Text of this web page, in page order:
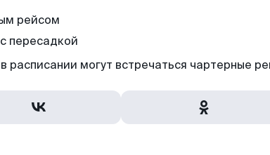
рейсом
пересадкой
расписании могут встречаться чартерные